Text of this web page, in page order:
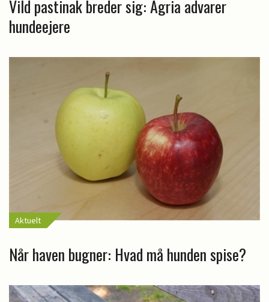
Vild pastinak breder sig: Agria advarer
hundeejere
Aktuelt
Når haven bugner: Hvad må hunden spise?